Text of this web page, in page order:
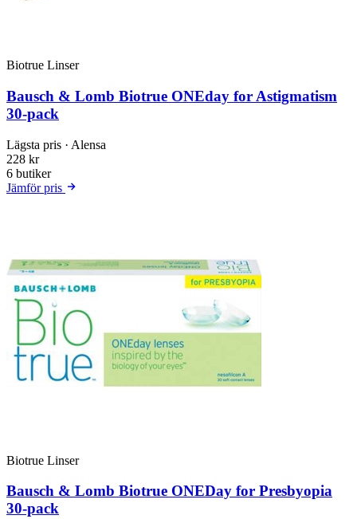
Biotrue Linser
Bausch & Lomb Biotrue ONEday for Astigmatism
30-pack
Lägsta pris · Alensa
228 kr
6 butiker
Jämför pris
Biotrue Linser
Bausch & Lomb Biotrue ONEDay for Presbyopia
30-pack